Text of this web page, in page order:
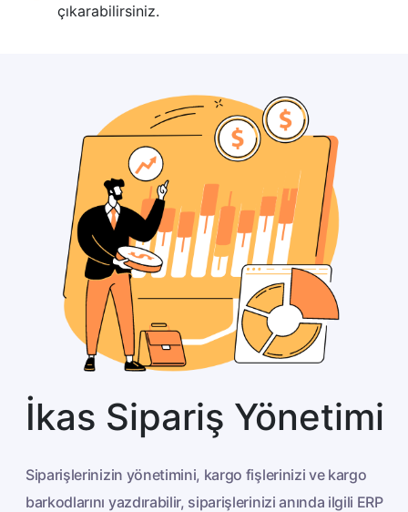
çıkarabilirsiniz.
İkas Sipariş Yönetimi
Siparişlerinizin yönetimini, kargo fişlerinizi ve kargo
barkodlarını yazdırabilir, siparişlerinizi anında ilgili ERP